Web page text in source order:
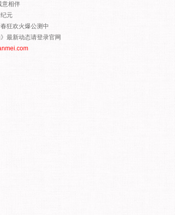
意相伴
元
春狂欢火爆公测中
最新动态请登录官网